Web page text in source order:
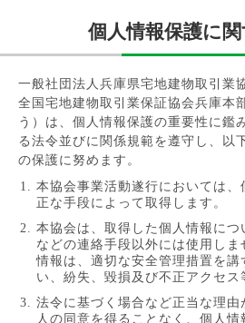
個人情報保護に
一般社団法人兵庫県宅地建物取引業
全国宅地建物取引業保証協会兵庫本
う）は、個人情報保護の重要性に鑑
る法令並びに関係規範を遵守し、以
の保護に努めます。
本協会事業活動遂行においては
正な手段によって取得します。
本協会は、取得した個人情報に
などの連絡手段以外には使用しま
情報は、適切な安全管理措置を講
い、紛失、毀損及び不正アクセス
法令に基づく場合など正当な理由
人の同意を得ることなく、個人情